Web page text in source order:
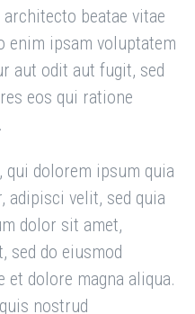
beatae vitae
enim ipsam voluptatem
aut odit aut fugit, sed
eos qui ratione
qui dolorem ipsum quia
adipisci velit, sed quia
dolor sit amet,
sed do eiusmod
dolore magna aliqua.
nostrud